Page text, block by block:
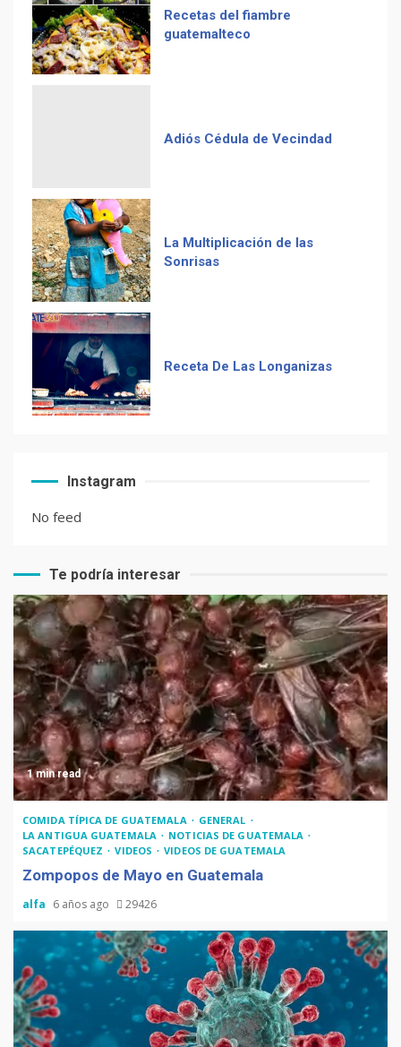
descargada para educación
Adiós Cédula de Vecindad
Sonrisas
Receta De Las Longanizas
Frases guatemaltecas
Recetas de Tamales Rojos o
Tamales Colorados
Recetas del fiambre
guatemalteco
Adiós Cédula de Vecindad
Sonrisas
Instagram
No feed
Te podría interesar
1 min read
COMIDA TÍPICA DE GUATEMALA
GENERAL
LA ANTIGUA GUATEMALA
NOTICIAS DE GUATEMALA
SACATEPÉQUEZ
VIDEOS VIDEOS DE GUATEMALA
Zompopos de Mayo en Guatemala
alfa 6 años ago 29426